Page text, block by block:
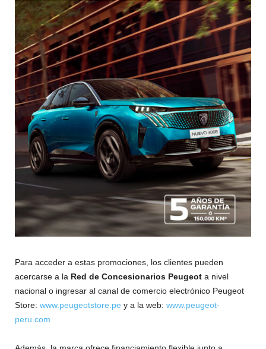
Para acceder a estas promociones, los clientes pueden
acercarse a la Red de Concesionarios Peugeot a nivel
nacional o ingresar al canal de comercio electrónico Peugeot
Store: www.peugeotstore.pe y a la web: www.peugeot-
peru.com